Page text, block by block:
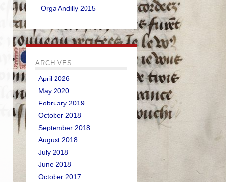
Orga Andilly 2015
ARCHIVES
April 2026
May 2020
February 2019
October 2018
September 2018
August 2018
July 2018
June 2018
October 2017